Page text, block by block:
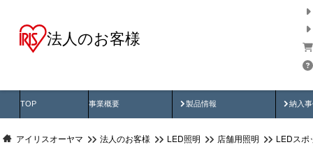
法人のお客様
TOP 事業概要 製品情報
製品動画 納入
納
アイリスオーヤマ 法人のお客様 LED照明 店舗用照明 LEDスポ